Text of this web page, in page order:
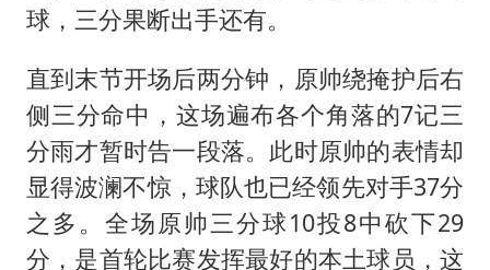
球，三分果断出手还有。
直到末节开场后两分钟，原帅绕掩护后右
侧三分命中，这场遍布各个角落的7记三
分雨才暂时告一段落。此时原帅的表情却
显得波澜不惊，球队也已经领先对手37分
之多。全场原帅三分球10投8中砍下29
分，是首轮比赛发挥最好的本土球员，这